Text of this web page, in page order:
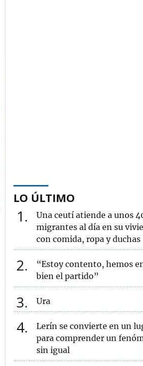
LO ÚLTIMO
1
Una ceutí atiende a unos
migrantes al día en su
con comida, ropa y duchas
2
“Estoy contento, hemos
bien el partido”
3 Ura
4
Lerín se convierte en un
para comprender un
sin igual